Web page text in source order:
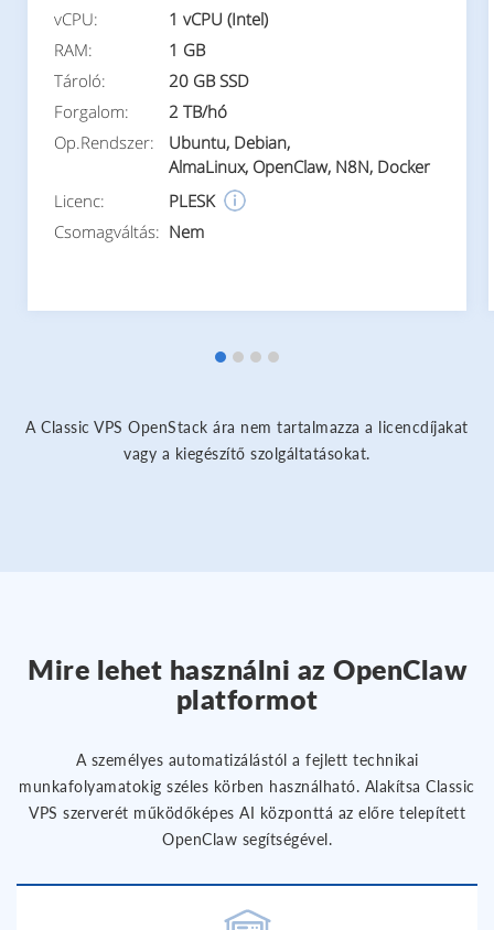
vCPU:
1 vCPU (Intel)
RAM:
1 GB
Tároló:
20 GB SSD
Forgalom:
2 TB/hó
Op.Rendszer:
Ubuntu, Debian,
AlmaLinux, OpenClaw, N8N, Docker
Licenc:
PLESK
Csomagváltás: Nem
A Classic VPS OpenStack ára nem tartalmazza a licencdíjakat
vagy a kiegészítő szolgáltatásokat.
Mire lehet használni az OpenClaw
platformot
A személyes automatizálástól a fejlett technikai
munkafolyamatokig széles körben használható. Alakítsa Classic
VPS szerverét működőképes AI központtá az előre telepített
OpenClaw segítségével.